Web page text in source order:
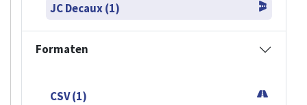
JC Decaux (1)
Formaten
CSV (1)